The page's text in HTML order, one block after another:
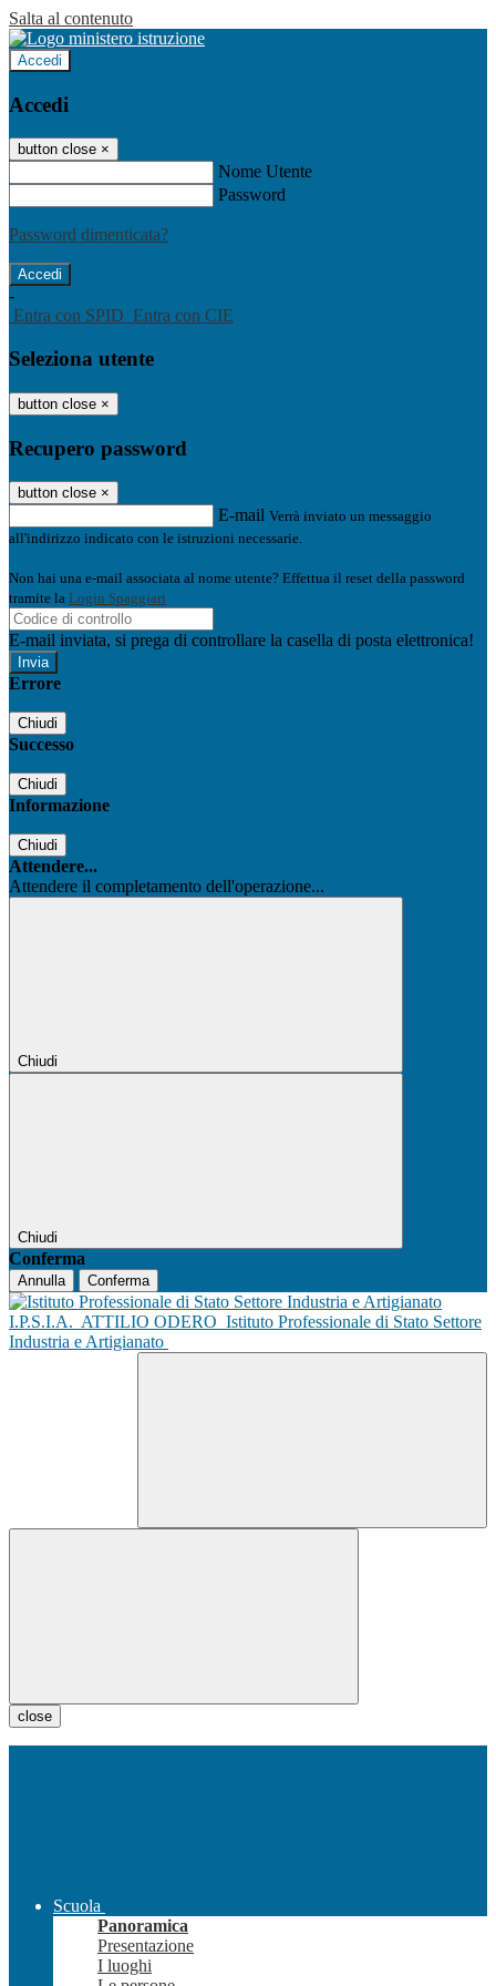
Salta al contenuto
Accedi
Accedi
button close ×
Nome Utente
Password
Password dimenticata?
-
Entra con SPID Entra con CIE
Seleziona utente
button close ×
Recupero password
button close ×
E-mail Verrà inviato un messaggio
all'indirizzo indicato con le istruzioni necessarie.
Non hai una e-mail associata al nome utente? Effettua il reset della password
tramite la Login Spaggiari
E-mail inviata, si prega di controllare la casella di posta elettronica!
Errore
Chiudi
Successo
Chiudi
Informazione
Chiudi
Attendere...
Attendere il completamento dell'operazione...
Chiudi
Chiudi
Conferma
Annulla Conferma
I.P.S.I.A. ATTILIO ODERO Istituto Professionale di Stato Settore
Industria e Artigianato
close
Scuola
Panoramica
Presentazione
I luoghi